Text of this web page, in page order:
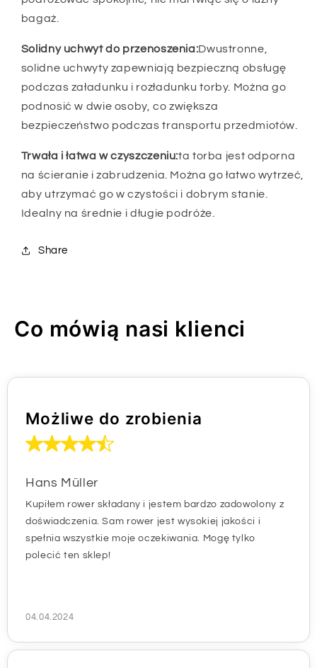
bagaż.
Solidny uchwyt do przenoszenia:Dwustronne,
solidne uchwyty zapewniają bezpieczną obsługę
podczas załadunku i rozładunku torby. Można go
podnosić w dwie osoby, co zwiększa
bezpieczeństwo podczas transportu przedmiotów.
Trwała i łatwa w czyszczeniu:ta torba jest odporna
na ścieranie i zabrudzenia. Można go łatwo wytrzeć,
aby utrzymać go w czystości i dobrym stanie.
Idealny na średnie i długie podróże.
Share
Co mówią nasi klienci
Możliwe do zrobienia
Hans Müller
Kupiłem rower składany i jestem bardzo zadowolony z
doświadczenia. Sam rower jest wysokiej jakości i
spełnia wszystkie moje oczekiwania. Mogę tylko
polecić ten sklep!
04.04.2024